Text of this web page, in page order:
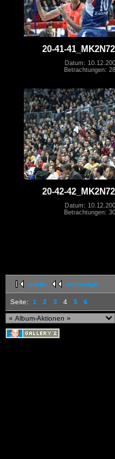
20-41-
Datum:
Betrachtungen:
20-42-
Datum:
Betrachtungen:
erste vorherige
Seite: 1 2 3 4 5 6